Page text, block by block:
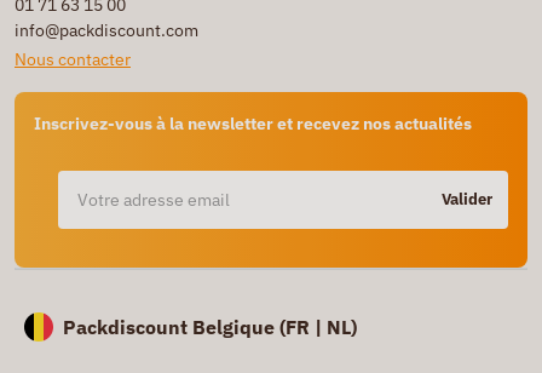
info@packdiscount.com
Nous contacter
Inscrivez-vous à la newsletter et recevez nos actualités
Valider
Packdiscount Belgique (FR | NL)